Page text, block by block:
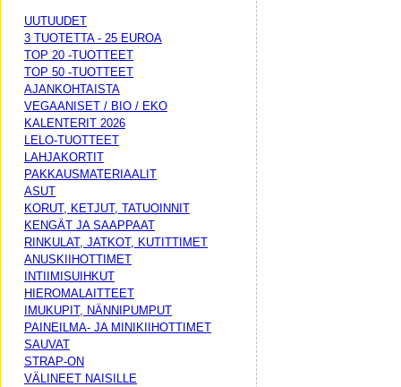
UUTUUDET
3 TUOTETTA - 25 EUROA
TOP 20 -TUOTTEET
TOP 50 -TUOTTEET
AJANKOHTAISTA
VEGAANISET / BIO / EKO
KALENTERIT 2026
LELO-TUOTTEET
LAHJAKORTIT
PAKKAUSMATERIAALIT
ASUT
KORUT, KETJUT, TATUOINNIT
KENGÄT JA SAAPPAAT
RINKULAT, JATKOT, KUTITTIMET
ANUSKIIHOTTIMET
INTIIMISUIHKUT
HIEROMALAITTEET
IMUKUPIT, NÄNNIPUMPUT
PAINEILMA- JA MINIKIIHOTTIMET
SAUVAT
STRAP-ON
VÄLINEET NAISILLE